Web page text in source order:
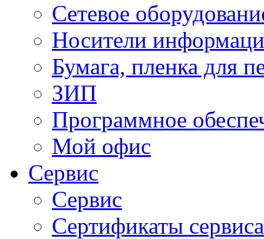
Сетевое
Носители
Бумага, пленка для
ЗИП
Программное
Мой офис
Сервис
Сервис
Сертификаты сервиса